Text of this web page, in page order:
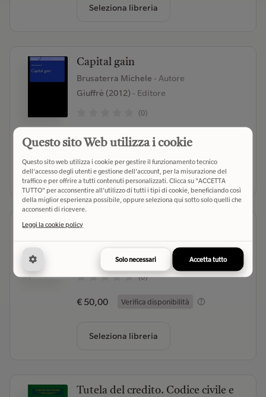
Seleziona libreria
Capital gain
Brusaterra Michele - Autore
Giuffrè (2012)- Editore
(0)
€ 28,00 Verifica disponibilità
Seleziona libreria
Lo stato globale di emergenza
Giuffrè (2022)- Editore
(0)
€ 50,00 Verifica disponibilità
Seleziona libreria
Tutela del credito. Codice civile e
Questo sito Web utilizza i cookie
Questo sito web utilizza i cookie per gestire il funzionamento tecnico
dell'accesso degli utenti e gestione dell'account, per la misurazione del
traffico e per offrire a tutti contenuti personalizzati. Clicca su "ACCETTA
TUTTO" per acconsentire all'utilizzo di tutti i tipi di cookie, beneficiando così
della miglior esperienza possibile, oppure seleziona qui sotto solo quelli che
acconsenti di ricevere.
Leggi la cookie policy
Solo necessari Accetta tutto